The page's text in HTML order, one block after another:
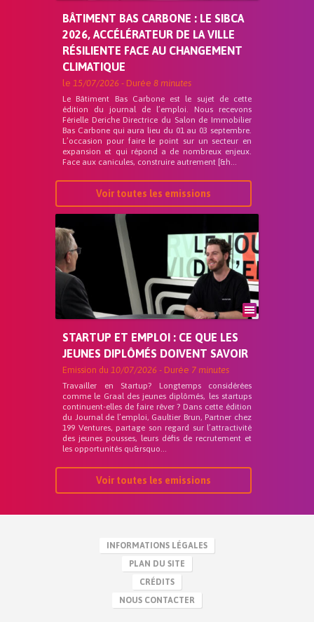
BÂTIMENT BAS CARBONE : LE SIBCA
2026, ACCÉLÉRATEUR DE LA VILLE
RÉSILIENTE FACE AU CHANGEMENT
CLIMATIQUE
le 15/07/2026 - Durée 8 minutes
Le Bâtiment Bas Carbone est le sujet de cette
édition du journal de l’emploi. Nous recevons
Férielle Deriche Directrice du Salon de Immobilier
Bas Carbone qui aura lieu du 01 au 03 septembre.
L’occasion pour faire le point sur un secteur en
expansion et qui répond a de nombreux enjeux.
Face aux canicules, construire autrement [&h...
Voir toutes les emissions
STARTUP ET EMPLOI : CE QUE LES
JEUNES DIPLÔMÉS DOIVENT SAVOIR
Emission du 10/07/2026 - Durée 7 minutes
Travailler en Startup? Longtemps considérées
comme le Graal des jeunes diplômés, les startups
continuent-elles de faire rêver ? Dans cette édition
du Journal de l’emploi, Gaultier Brun, Partner chez
199 Ventures, partage son regard sur l’attractivité
des jeunes pousses, leurs défis de recrutement et
les opportunités qu&rsquo...
Voir toutes les emissions
INFORMATIONS LÉGALES
PLAN DU SITE
CRÉDITS
NOUS CONTACTER